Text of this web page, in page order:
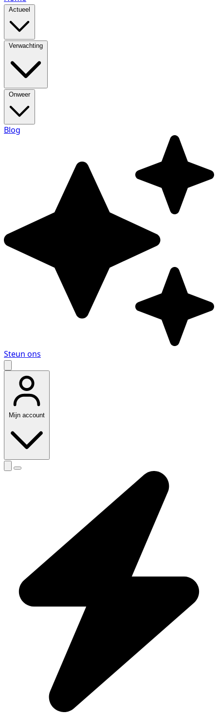
Actueel
Verwachting
Onweer
Blog
Steun ons
Mijn account